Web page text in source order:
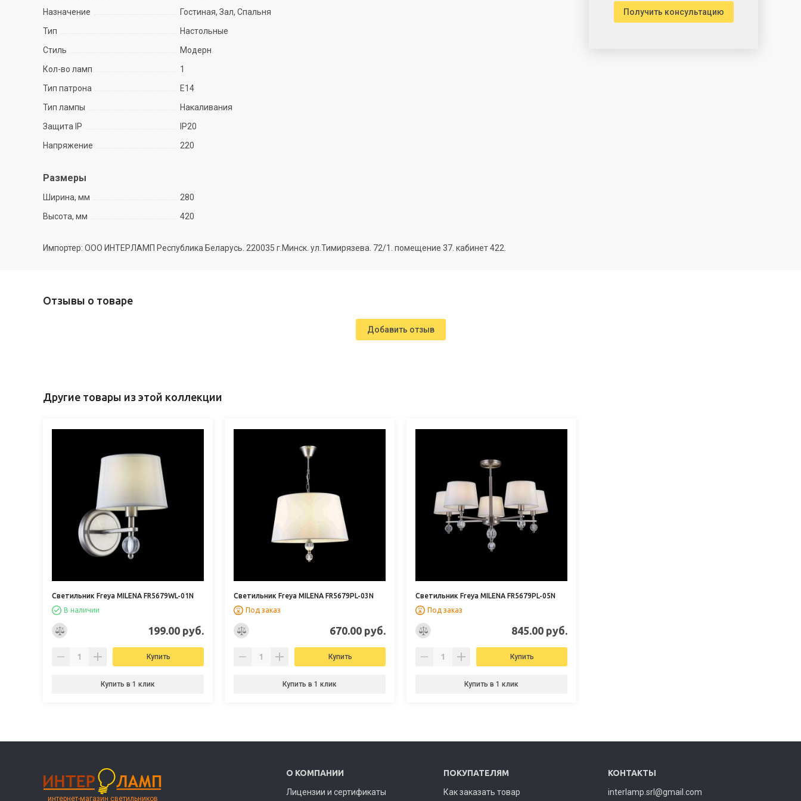
Назначение
Гостиная, Зал, Спальня
Тип
Настольные
Стиль
Модерн
Кол-во ламп
1
Тип патрона
E14
Тип лампы
Накаливания
Защита IP
IP20
Напряжение
220
Размеры
Ширина, мм
280
Высота, мм
420
Импортер: ООО ИНТЕРЛАМП Республика Беларусь. 220035 г.Минск. ул.Тимирязева. 72/1. помещение 37. кабинет 422.
Получить консультацию
Отзывы о товаре
Добавить отзыв
Другие товары из этой коллекции
Светильник Freya MILENA FR5679WL-01N
В наличии
199.00 руб.
Купить
Купить в 1 клик
Светильник Freya MILENA FR5679PL-03N
Под заказ
670.00 руб.
Купить
Купить в 1 клик
Светильник Freya MILENA FR5679PL-05N
Под заказ
845.00 руб.
Купить
Купить в 1 клик
интернет-магазин светильников
О КОМПАНИИ
Лицензии и сертификаты
ПОКУПАТЕЛЯМ
Как заказать товар
КОНТАКТЫ
interlamp.srl@gmail.com